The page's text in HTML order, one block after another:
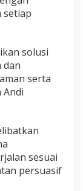
setiap
solusi
dan
serta
Andi
sesuai
persuasif